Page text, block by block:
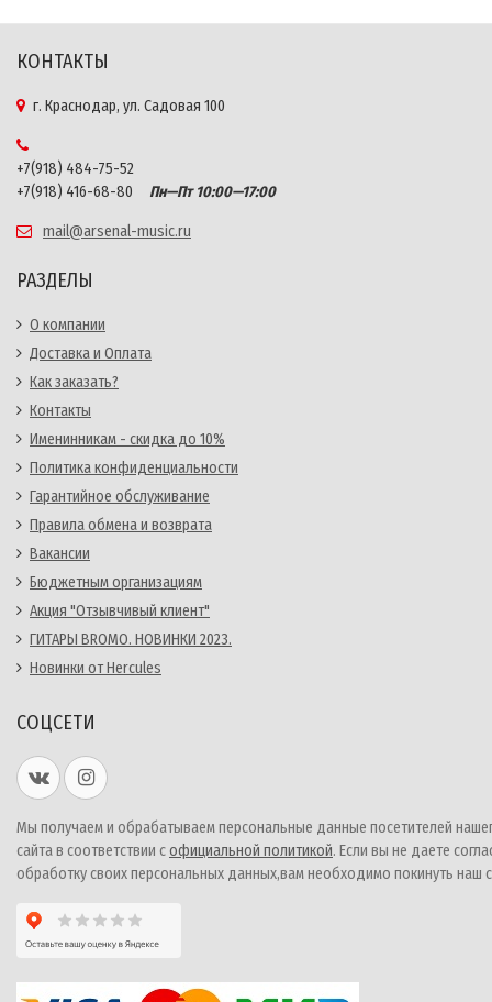
КОНТАКТЫ
г. Краснодар, ул. Садовая 100
+7(918) 484-75-52
+7(918) 416-68-80
Пн—Пт 10:00—17:00
mail@arsenal-music.ru
РАЗДЕЛЫ
О компании
Доставка и Оплата
Как заказать?
Контакты
Именинникам - скидка до 10%
Политика конфиденциальности
Гарантийное обслуживание
Правила обмена и возврата
Вакансии
Бюджетным организациям
Акция "Отзывчивый клиент"
ГИТАРЫ BROMO. НОВИНКИ 2023.
Новинки от Hercules
СОЦСЕТИ
Мы получаем и обрабатываем персональные данные посетителей
сайта в соответствии софициальной политикой. Если вы не даете
обработку своих персональных данных,вам необходимо покинуть наш